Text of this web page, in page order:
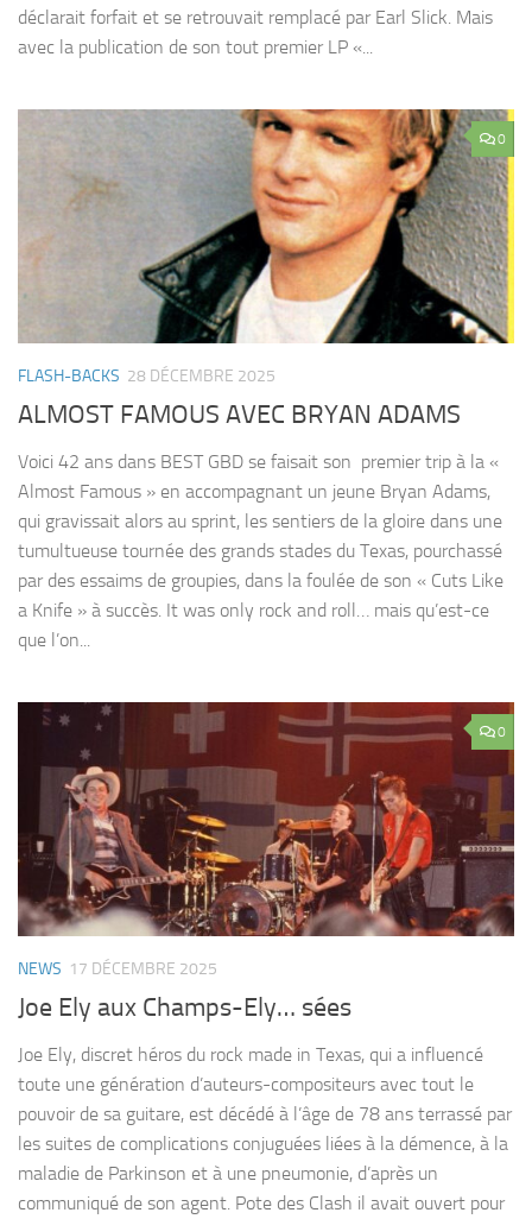
déclarait forfait et se retrouvait remplacé par Earl Slick. Mais
avec la publication de son tout premier LP «...
0
FLASH-BACKS 28 DÉCEMBRE 2025
ALMOST FAMOUS AVEC BRYAN ADAMS
Voici 42 ans dans BEST GBD se faisait son premier trip à la «
Almost Famous » en accompagnant un jeune Bryan Adams,
qui gravissait alors au sprint, les sentiers de la gloire dans une
tumultueuse tournée des grands stades du Texas, pourchassé
par des essaims de groupies, dans la foulée de son « Cuts Like
a Knife » à succès. It was only rock and roll… mais qu’est-ce
que l’on...
0
NEWS 17 DÉCEMBRE 2025
Joe Ely aux Champs-Ely… sées
Joe Ely, discret héros du rock made in Texas, qui a influencé
toute une génération d’auteurs-compositeurs avec tout le
pouvoir de sa guitare, est décédé à l’âge de 78 ans terrassé par
les suites de complications conjuguées liées à la démence, à la
maladie de Parkinson et à une pneumonie, d’après un
communiqué de son agent. Pote des Clash il avait ouvert pour